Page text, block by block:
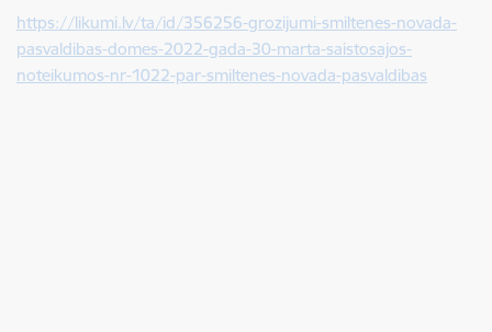
https://likumi.lv/ta/id/356256-grozijumi-smiltenes-novada-
pasvaldibas-domes-2022-gada-30-marta-saistosajos-
noteikumos-nr-1022-par-smiltenes-novada-pasvaldibas